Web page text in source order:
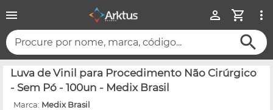
Procure por nome, marca, código...
Luva de Vinil para Procedimento Não Cirúrgico
- Sem Pó - 100un - Medix Brasil
Marca: Medix Brasil